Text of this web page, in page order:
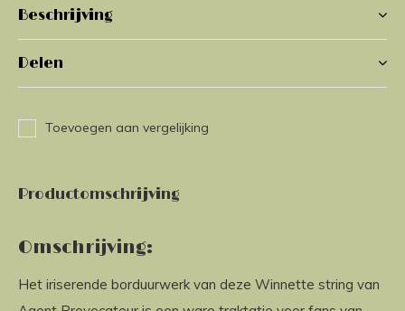
Beschrijving
Delen
Toevoegen aan vergelijking
Productomschrijving
Omschrijving:
Het iriserende borduurwerk van deze Winnette string van